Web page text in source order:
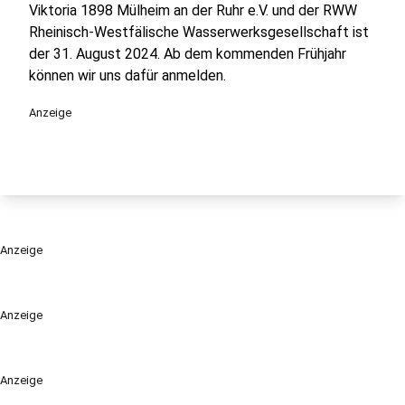
Anzeige
Anzeige
Viktoria 1898 Mülheim an der Ruhr e.V. und der RWW
Rheinisch-Westfälische Wasserwerksgesellschaft ist
der 31. August 2024. Ab dem kommenden Frühjahr
können wir uns dafür anmelden.
Anzeige
Anzeige